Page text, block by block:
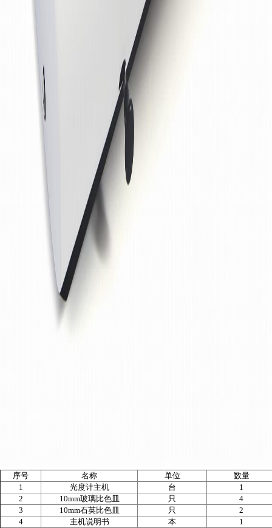
序号 名称 单位
数量
1
光度计主机 台
1
2
10mm玻璃比色皿 只
4
3
10mm石英比色皿 只
2
4
主机说明书 本
1